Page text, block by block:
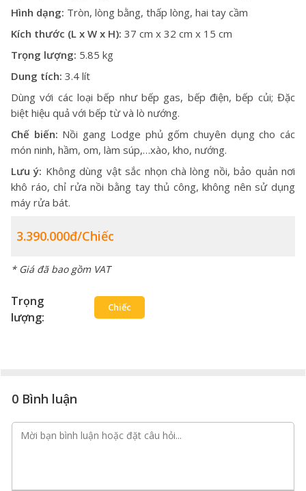
Hình dạng: Tròn, lòng bằng, thấp lòng, hai tay cầm
Kích thước (L x W x H): 37 cm x 32 cm x 15 cm
Trọng lượng: 5.85 kg
Dung tích: 3.4 lít
Dùng với các loại bếp như bếp gas, bếp điện, bếp củi; Đặc
biệt hiệu quả với bếp từ và lò nướng.
Chế biến: Nồi gang Lodge phủ gốm chuyên dụng cho các
món ninh, hầm, om, làm súp,…xào, kho, nướng.
Lưu ý: Không dùng vật sắc nhọn chà lòng nồi, bảo quản nơi
khô ráo, chỉ rửa nồi bằng tay thủ công, không nên sử dụng
máy rửa bát.
3.390.000đ/chiếc
* Giá đã bao gồm VAT
Trọng
lượng:
Chiếc
0 Bình luận